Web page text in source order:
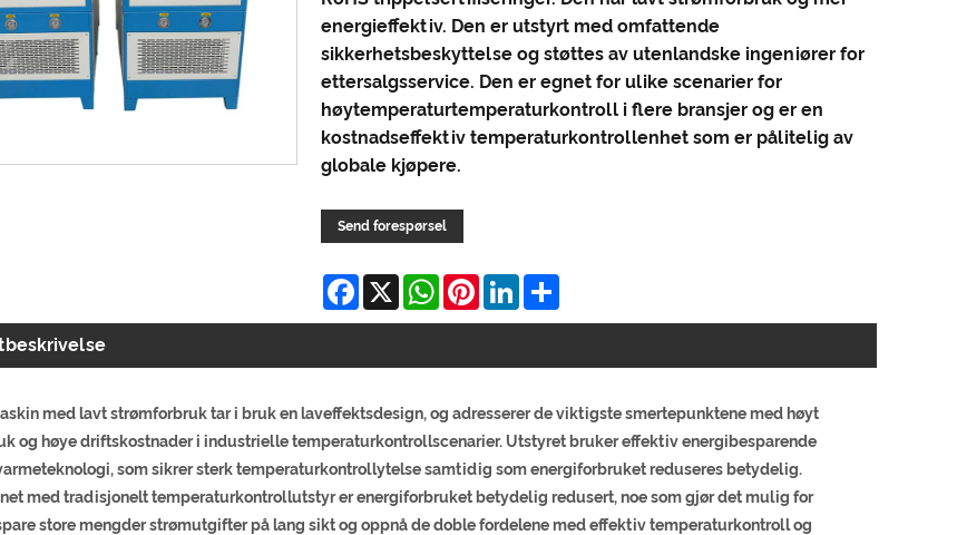
energieffektiv. Den er utstyrt med omfattende
sikkerhetsbeskyttelse og støttes av utenlandske ingeniører for
ettersalgsservice. Den er egnet for ulike scenarier for
høytemperaturtemperaturkontroll i flere bransjer og er en
kostnadseffektiv temperaturkontrollenhet som er pålitelig av
globale kjøpere.
Send forespørsel
Facebook
X WhatsApp
Pinterest
LinkedIn
Share
med lavt strømforbruk tar i bruk en laveffektsdesign, og adresserer de viktigste smertepunktene med høyt
og høye driftskostnader i industrielle temperaturkontrollscenarier. Utstyret bruker effektiv energibesparende
som sikrer sterk temperaturkontrollytelse samtidig som energiforbruket reduseres betydelig.
med tradisjonelt temperaturkontrollutstyr er energiforbruket betydelig redusert, noe som gjør det mulig for
store mengder strømutgifter på lang sikt og oppnå de doble fordelene med effektiv temperaturkontroll og